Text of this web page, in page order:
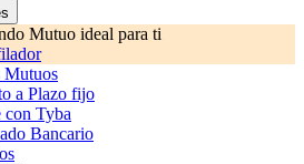
Mutuo ideal para ti
Mutuos
a Plazo fijo
con Tyba
Bancario